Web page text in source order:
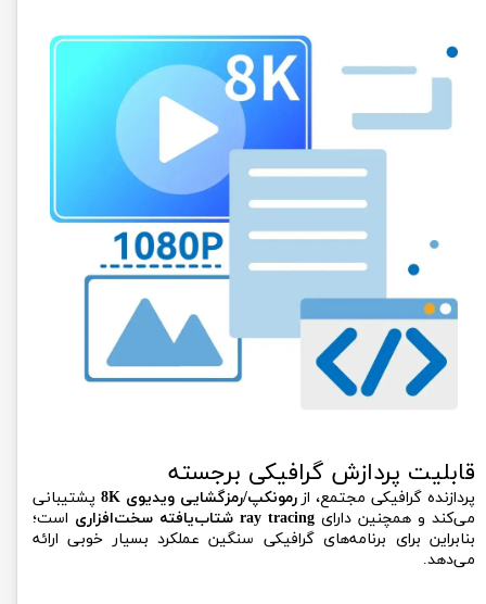
قابلیت پردازش گرافیکی برجسته
پردازنده گرافیکی مجتمع، ازرمونکپ/رمزگشایی ویدیوی 8K
پشتیبانی
می‌کند و همچنین دارای ray tracing شتاب‌یافته سخت‌افزاری
است؛
بنابراین برای برنامه‌های گرافیکی سنگین عملکرد بسیار خوبی ارائه
می‌دهد.